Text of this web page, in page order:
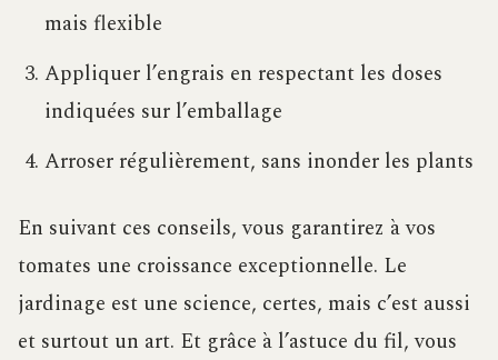
mais flexible
Appliquer l’engrais en respectant les doses
indiquées sur l’emballage
Arroser régulièrement, sans inonder les plants
En suivant ces conseils, vous garantirez à vos
tomates une croissance exceptionnelle. Le
jardinage est une science, certes, mais c’est aussi
et surtout un art. Et grâce à l’astuce du fil, vous